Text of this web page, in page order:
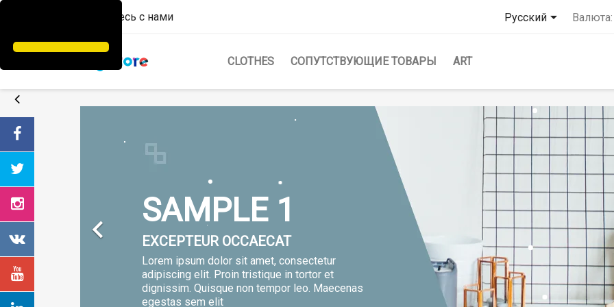
Свяжитесь с нами Русский Валюта:
CLOTHES СОПУТСТВУЮЩИЕ ТОВАРЫ ART
SAMPLE 1
EXCEPTEUR OCCAECAT
Lorem ipsum dolor sit amet, consectetur
adipiscing elit. Proin tristique in tortor et
dignissim. Quisque non tempor leo. Maecenas
egestas sem elit
